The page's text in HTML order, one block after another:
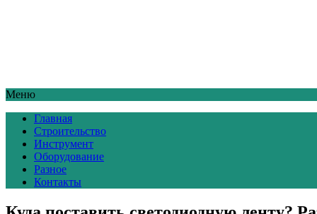
Меню
Главная
Строительство
Инструмент
Оборудование
Разное
Контакты